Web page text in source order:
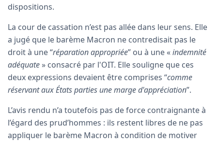
dispositions.
La cour de cassation n’est pas allée dans leur sens. Elle
a jugé que le barème Macron ne contredisait pas le
droit à une “réparation appropriée” ou à une «indemnité
adéquate » consacré par l'OIT. Elle souligne que ces
deux expressions devaient être comprises “comme
réservant aux États parties une marge d'appréciation”.
L’avis rendu n’a toutefois pas de force contraignante à
l’égard des prud’hommes : ils restent libres de ne pas
appliquer le barème Macron à condition de motiver